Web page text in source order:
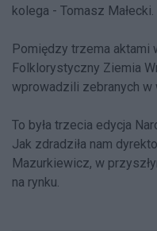
kolega - Tomasz Małecki.
Pomiędzy trzema aktami
Folklorystyczny Ziemia
wprowadzili zebranych w
To była trzecia edycja
Jak zdradziła nam
Mazurkiewicz, w
na rynku.